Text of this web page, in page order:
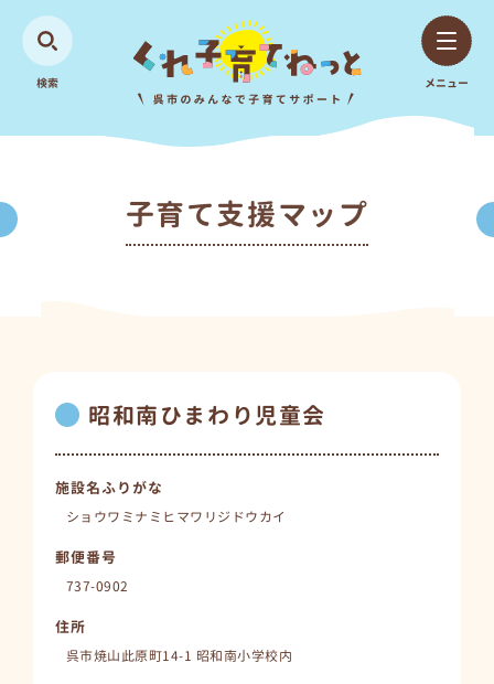
検索 メニュー
子育て支援マップ
昭和南ひまわり児童会
施設名ふりがな
ショウワミナミヒマワリジドウカイ
郵便番号
737-0902
住所
呉市焼山此原町14-1 昭和南小学校内